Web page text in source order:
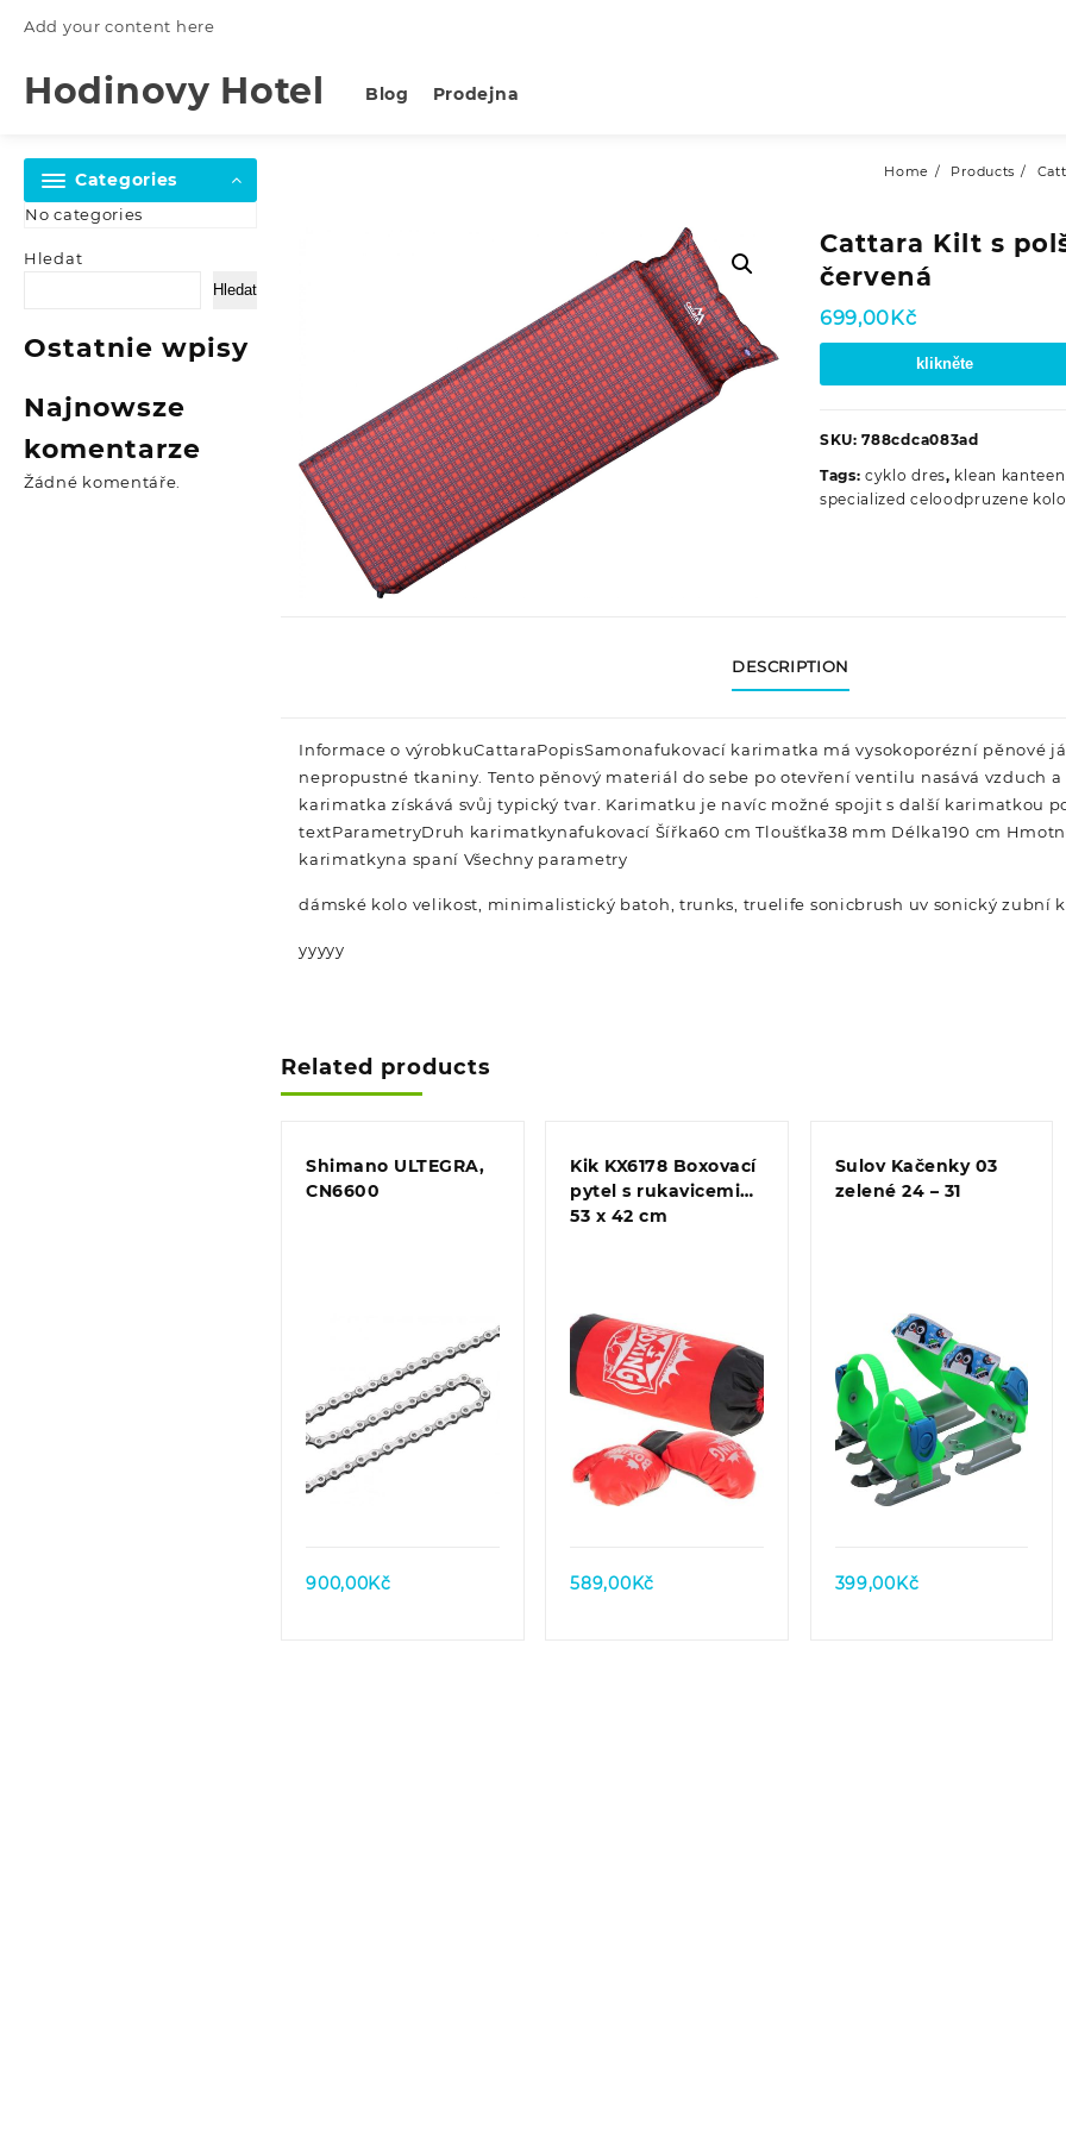
Add your content here
Hodinovy Hotel Blog Prodejna
Categories
No categories
Hledat
Hledat
Ostatnie wpisy
Najnowsze
komentarze
Žádné komentáře.
Home Products
Cattara Kilt s
červená
699,00Kč
klikněte
SKU:788cdca083ad
Tags:cyklo dres, klean kanteen
specialized celoodpruzene kolo
DESCRIPTION
Informace o výrobkuCattaraPopisSamonafukovací karimatka má vysokoporézní pěnové
nepropustné tkaniny. Tento pěnový materiál do sebe po otevření ventilu nasává vzduch
karimatka získává svůj typický tvar. Karimatku je navíc možné spojit s další karimatkou
textParametryDruh karimatkynafukovací Šířka60 cm Tloušťka38 mm Délka190 cm
karimatkyna spaní Všechny parametry
dámské kolo velikost, minimalistický batoh, trunks, truelife sonicbrush uv sonický zubní
yyyyy
Related products
Shimano ULTEGRA,
CN6600
Quick view
900,00Kč
Kik KX6178 Boxovací
pytel s rukavicemi
53 x 42 cm
Quick view
589,00Kč
Sulov Kačenky 03
zelené 24 – 31
Quick view
399,00Kč